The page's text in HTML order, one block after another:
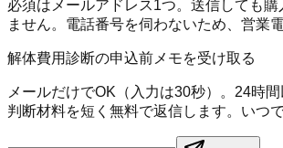
必須はメールアドレス1つ。送信しても購
ません。電話番号を伺わないため、営業
解体費用診断の申込前メモを受け取る
メールだけでOK（入力は30秒）。24時
判断材料を短く無料で返信します。いつ